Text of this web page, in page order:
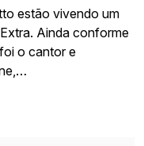
estão vivendo um
Ainda conforme
o cantor e